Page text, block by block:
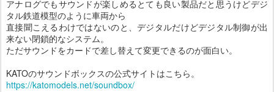
アナログでもサウンドが楽しめるとても良い製品だと思うけどデジ
タル鉄道模型のように車両から
直接聞こえるわけではないのと、デジタルだけどデジタル制御が出
来ない閉鎖的なシステム。
ただサウンドをカードで差し替えて変更できるのが面白い。
KATOのサウンドボックスの公式サイトはこちら。
https://katomodels.net/soundbox/